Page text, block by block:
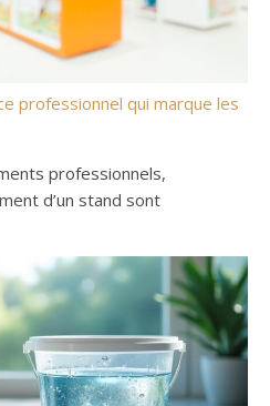
professionnel qui marque les
professionnels,
d’un stand sont